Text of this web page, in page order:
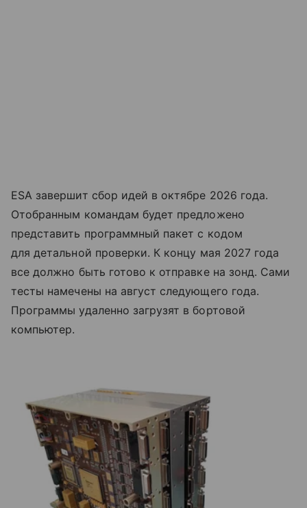
ESA завершит сбор идей в октябре 2026 года.
Отобранным командам будет предложено
представить программный пакет с кодом
для детальной проверки. К концу мая 2027 года
все должно быть готово к отправке на зонд. Сами
тесты намечены на август следующего года.
Программы удаленно загрузят в бортовой
компьютер.